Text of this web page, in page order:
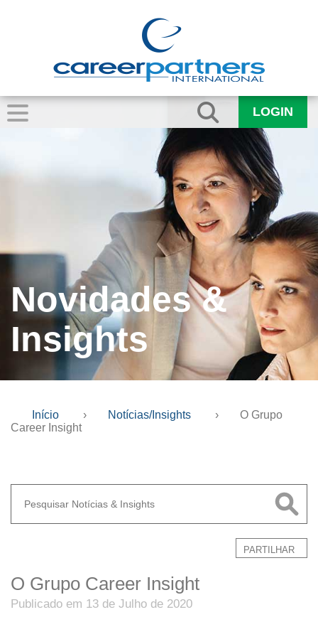
LOGIN
Novidades &
Insights
Início › Notícias/Insights ›
O Grupo
Career Insight
PARTILHAR
O Grupo Career Insight
Publicado em 13 de Julho de 2020